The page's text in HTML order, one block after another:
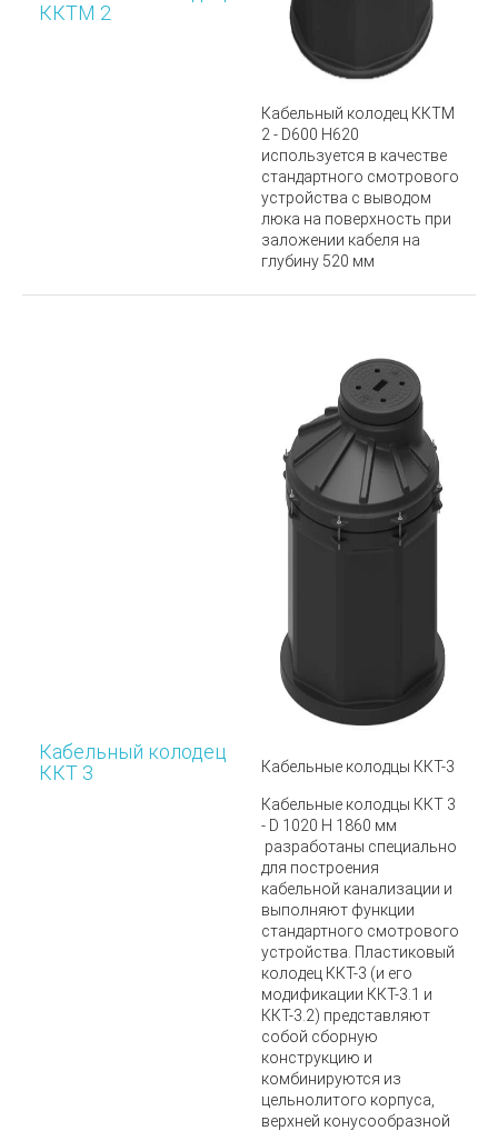
ККТМ 2
Кабельный колодец ККТМ
2 - D600 H620
используется в качестве
стандартного смотрового
устройства с выводом
люка на поверхность при
заложении кабеля на
глубину 520 мм
Кабельный колодец
ККТ 3
Кабельные колодцы ККТ-3
Кабельные колодцы ККТ 3
- D 1020 H 1860 мм
разработаны специально
для построения
кабельной канализации и
выполняют функции
стандартного смотрового
устройства. Пластиковый
колодец ККТ-3 (и его
модификации ККТ-3.1 и
ККТ-3.2) представляют
собой сборную
конструкцию и
комбинируются из
цельнолитого корпуса,
верхней конусообразной